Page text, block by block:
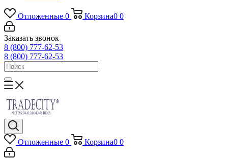
Отложенные 0 Корзина0 0
Заказать звонок
8 (800) 777-62-53
8 (800) 777-62-53
Отложенные 0 Корзина0 0